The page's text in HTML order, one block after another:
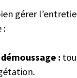
gérer
:
: